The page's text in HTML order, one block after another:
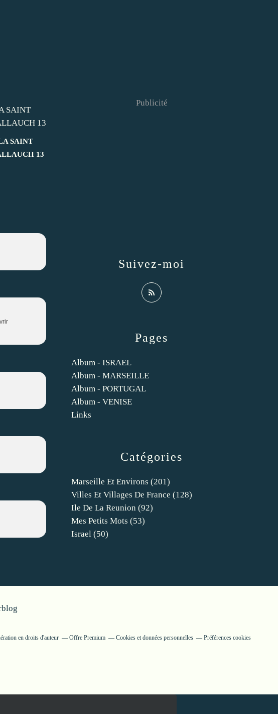
SAINT
13
Catégories
Marseille Et Environs (201)
Villes Et Villages De France (128)
Ile De La Reunion (92)
Mes Petits Mots (53)
Israel (50)
Pages
Album - ISRAEL
Album - MARSEILLE
Album - PORTUGAL
Album - VENISE
Links
Suivez-moi
Publicité
en droits d'auteur Offre Premium Cookies et données personnelles Préférences cookies